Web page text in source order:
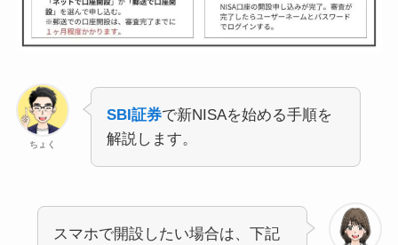
ちょく
SBI証券で新NISAを始める手順を
解説します。
スマホで開設したい場合は、下記